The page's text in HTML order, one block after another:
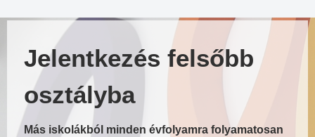
Jelentkezés felsőbb
osztályba
Más iskolákból minden évfolyamra folyamatosan